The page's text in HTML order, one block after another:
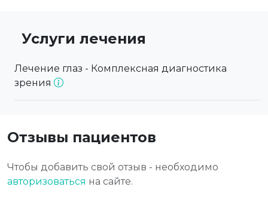
Услуги лечения
Лечение глаз - Комплексная диагностика
зрения
Отзывы пациентов
Чтобы добавить свой отзыв - необходимо
авторизоваться на сайте.